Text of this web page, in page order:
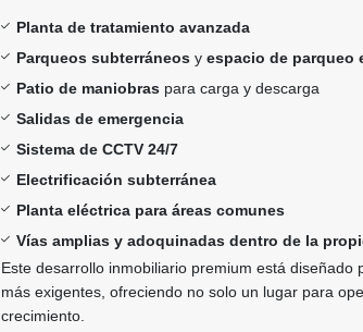
Planta de tratamiento avanzada
Parqueos subterráneos y espacio de parqueo
Patio de maniobras para carga y descarga
Salidas de emergencia
Sistema de CCTV 24/7
Electrificación subterránea
Planta eléctrica para áreas comunes
Vías amplias y adoquinadas dentro de la
Este desarrollo inmobiliario premium está
más exigentes, ofreciendo no solo un lugar para
crecimiento.